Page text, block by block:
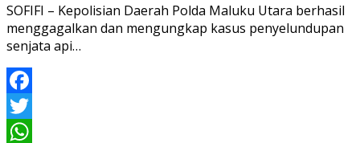
SOFIFI – Kepolisian Daerah Polda Maluku Utara berhasil
menggagalkan dan mengungkap kasus penyelundupan
senjata api…
Facebook
Twitter